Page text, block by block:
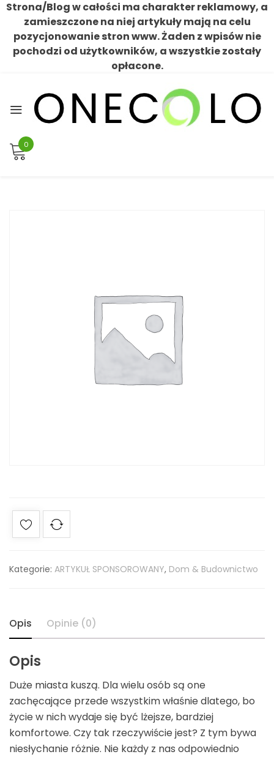
Strona/Blog w całości ma charakter reklamowy, a
zamieszczone na niej artykuły mają na celu
pozycjonowanie stron www. Żaden z wpisów nie
pochodzi od użytkowników, a wszystkie zostały
opłacone.
content
0
Kategorie: ARTYKUŁ SPONSOROWANY, Dom & Budownictwo
Opis Opinie (0)
Opis
Duże miasta kuszą. Dla wielu osób są one
zachęcające przede wszystkim właśnie dlatego, bo
życie w nich wydaje się być lżejsze, bardziej
komfortowe. Czy tak rzeczywiście jest? Z tym bywa
niesłychanie różnie. Nie każdy z nas odpowiednio